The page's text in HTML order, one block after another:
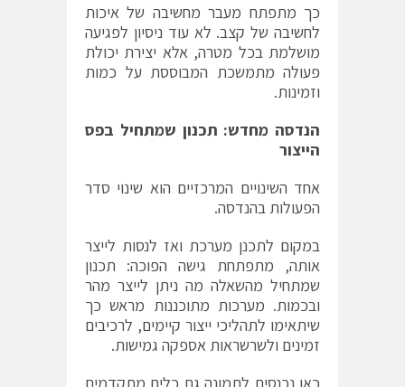
כך מתפתח מעבר מחשיבה של איכות
לחשיבה של קצב. לא עוד ניסיון לפגיעה
מושלמת בכל מטרה, אלא יצירת יכולת
פעולה מתמשכת המבוססת על כמות
וזמינות.
הנדסה מחדש: תכנון שמתחיל בפס
הייצור
אחד השינויים המרכזיים הוא שינוי סדר
הפעולות בהנדסה.
במקום לתכנן מערכת ואז לנסות לייצר
אותה, מתפתחת גישה הפוכה: תכנון
שמתחיל מהשאלה מה ניתן לייצר מהר
ובכמות. מערכות מתוכננות מראש כך
שיתאימו לתהליכי ייצור קיימים, לרכיבים
זמינים ולשרשראות אספקה גמישות.
כאן נכנסים לתמונה גם כלים מתקדמים